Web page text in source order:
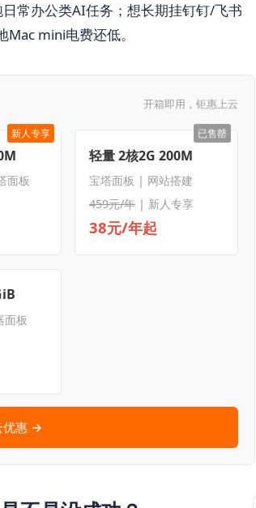
常办公类AI任务；想长期挂钉钉/飞书
mini电费还低。
开箱即用，钜惠上云
新人专享
面板
已售罄
轻量 2核2G 200M
宝塔面板 | 网站搭建
459元/年| 新人专享
38元/年起
板
优惠 →